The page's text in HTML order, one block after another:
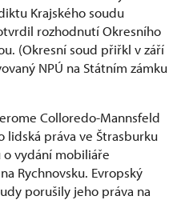
Krajského soudu
rozhodnutí Okresního
(Okresní soud přiřkl v září
NPÚ na Státním zámku
Colloredo-Mannsfeld
lidská práva ve Štrasburku
vydání mobiliáře
Rychnovsku. Evropský
porušily jeho práva na